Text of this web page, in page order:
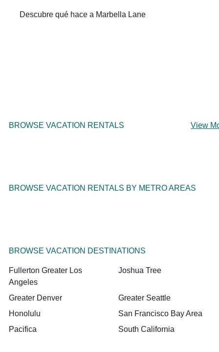
Descubre qué hace a Marbella Lane
BROWSE VACATION RENTALS View
BROWSE VACATION RENTALS BY METRO AREAS
BROWSE VACATION DESTINATIONS
Fullerton Greater Los
Angeles
Joshua Tree
Greater Denver
Greater Seattle
Honolulu
San Francisco Bay Area
Pacifica
South California